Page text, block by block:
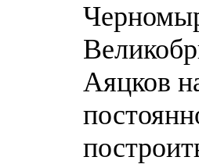
Аяцков